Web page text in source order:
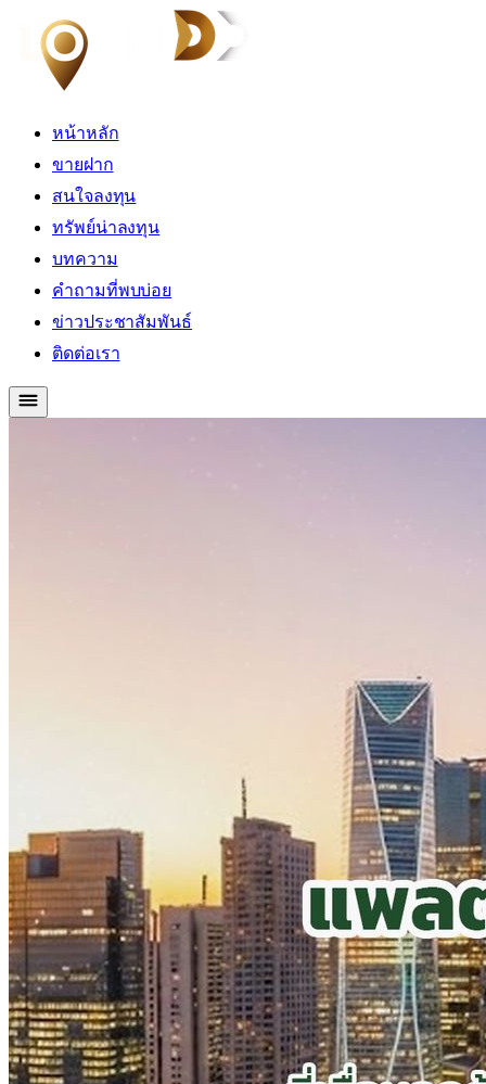
หน้าหลัก
ขายฝาก
สนใจลงทุน
ทรัพย์น่าลงทุน
บทความ
คำถามที่พบบ่อย
ข่าวประชาสัมพันธ์
ติดต่อเรา